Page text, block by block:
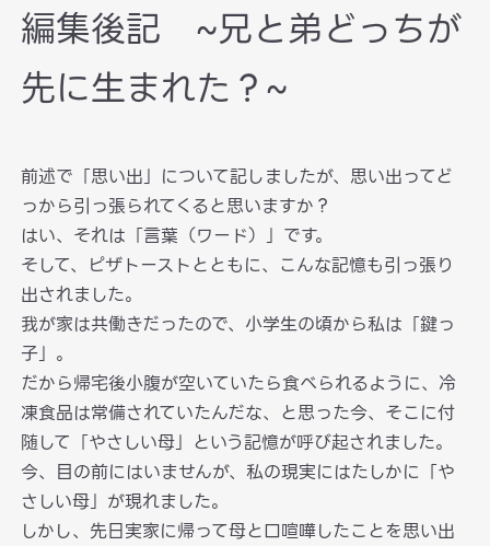
編集後記 ~兄と弟どっちが
先に生まれた？~
前述で「思い出」について記しましたが、思い出ってど
っから引っ張られてくると思いますか？
はい、それは「言葉（ワード）」です。
そして、ピザトーストとともに、こんな記憶も引っ張り
出されました。
我が家は共働きだったので、小学生の頃から私は「鍵っ
子」。
だから帰宅後小腹が空いていたら食べられるように、冷
凍食品は常備されていたんだな、と思った今、そこに付
随して「やさしい母」という記憶が呼び起されました。
今、目の前にはいませんが、私の現実にはたしかに「や
さしい母」が現れました。
しかし、先日実家に帰って母と口喧嘩したことを思い出